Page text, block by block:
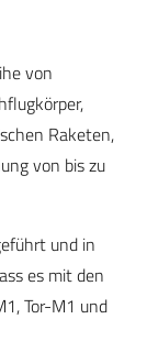
von
Raketen,
von bis zu
und in
es mit den
Tor-M1 und